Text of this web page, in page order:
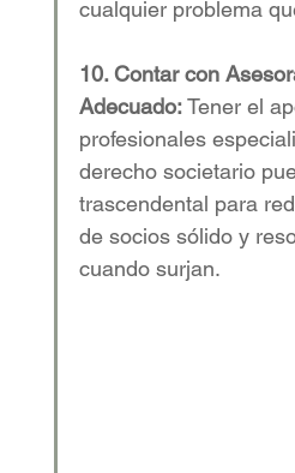
cualquier problema
10. Contar con
Adecuado: Tener el
profesionales
derecho societario
trascendental para
de socios sólido y
cuando surjan.